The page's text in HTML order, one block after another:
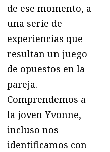
de ese momento, a
una serie de
experiencias que
resultan un juego
de opuestos en la
pareja.
Comprendemos a
la joven Yvonne,
incluso nos
identificamos con